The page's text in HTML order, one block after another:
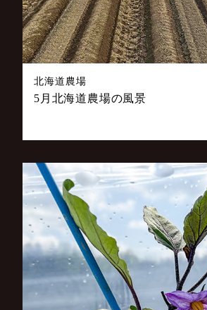
北海道農場
5月北海道農場の風景